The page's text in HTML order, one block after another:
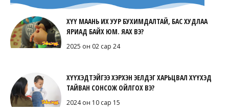
ХҮҮ МААНЬ ИХ УУР БУХИМДАЛТАЙ, БАС ХУДЛАА
ЯРИАД БАЙХ ЮМ. ЯАХ ВЭ?
2025 он 02 сар 24
ХҮҮХЭДТЭЙГЭЭ ХЭРХЭН ЭЕЛДЭГ ХАРЬЦВАЛ ХҮҮХЭД
ТАЙВАН СОНСОЖ ОЙЛГОХ ВЭ?
2024 он 10 сар 15